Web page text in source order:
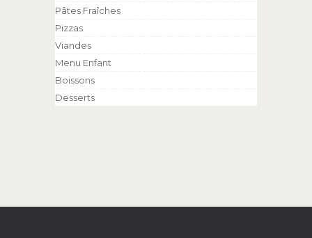
Pâtes Fraîches
Pizzas
Viandes
Menu Enfant
Boissons
Desserts